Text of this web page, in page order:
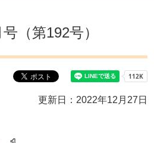
（第192号）
更新日：2022年12月27日